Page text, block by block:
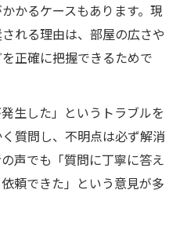
かるケースもあります。現
れる理由は、部屋の広さや
正確に把握できるためで
生した」というトラブルを
質問し、不明点は必ず解消
声でも「質問に丁寧に答え
頼できた」という意見が多